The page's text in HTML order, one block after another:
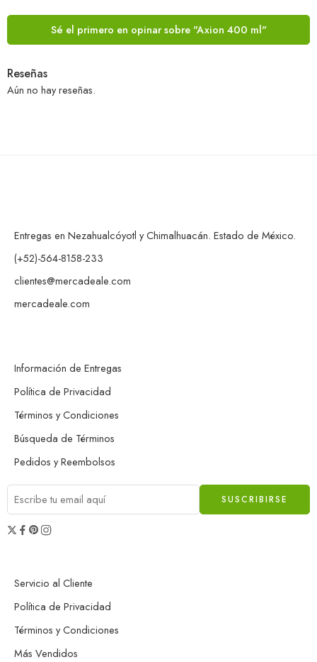
Sé el primero en opinar sobre "Axion 400 ml"
Reseñas
Aún no hay reseñas.
Entregas en Nezahualcóyotl y Chimalhuacán. Estado de México.
(+52)-564-8158-233
clientes@mercadeale.com
mercadeale.com
Información de Entregas
Política de Privacidad
Términos y Condiciones
Búsqueda de Términos
Pedidos y Reembolsos
Servicio al Cliente
Política de Privacidad
Términos y Condiciones
Más Vendidos